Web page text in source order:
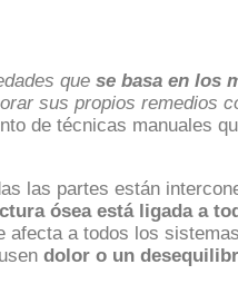
que se basa en los
sus propios remedios
de técnicas manuales
las partes están
ósea está ligada a
a todos los
dolor o un